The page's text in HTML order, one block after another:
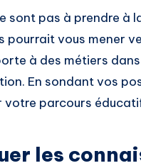
sont pas à prendre à
pourrait vous mener
à des métiers
En sondant vos
votre parcours
les